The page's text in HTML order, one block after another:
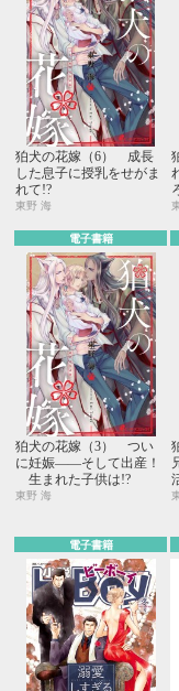
狛犬の花嫁（6） 成長
した息子に授乳をせがま
れて!?
東野 海
電子書籍
狛犬の花嫁（3） つい
に妊娠――そして出産！
生まれた子供は!?
東野 海
電子書籍